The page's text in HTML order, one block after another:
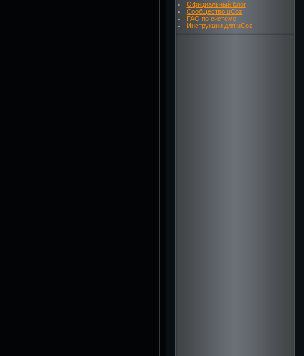
Официальный блог
Сообщество uCoz
FAQ по системе
Инструкции для uCoz